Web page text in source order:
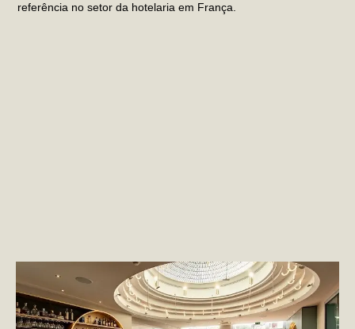
referência no setor da hotelaria em França.